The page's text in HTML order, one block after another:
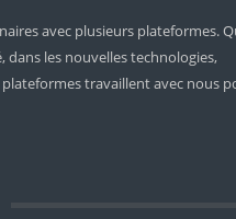
avec plusieurs plateformes.
, dans les nouvelles technologies,
travaillent avec nous